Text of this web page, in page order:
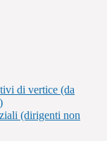
di vertice (da
(dirigenti non